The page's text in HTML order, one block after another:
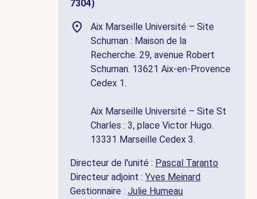
7304)
Aix Marseille Université – Site
Schuman : Maison de la
Recherche. 29, avenue Robert
Schuman. 13621 Aix-en-Provence
Cedex 1.
Aix Marseille Université – Site St
Charles : 3, place Victor Hugo.
13331 Marseille Cedex 3.
Directeur de l'unité : Pascal Taranto
Directeur adjoint : Yves Meinard
Gestionnaire : Julie Humeau